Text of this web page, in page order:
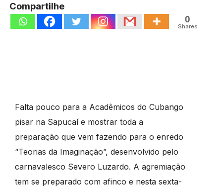
Compartilhe
0
Shares
Falta pouco para a Acadêmicos do Cubango
pisar na Sapucaí e mostrar toda a
preparação que vem fazendo para o enredo
“Teorias da Imaginação”, desenvolvido pelo
carnavalesco Severo Luzardo. A agremiação
tem se preparado com afinco e nesta sexta-